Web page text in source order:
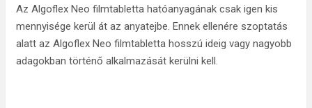
Az Algoflex Neo filmtabletta hatóanyagának csak igen kis
mennyisége kerül át az anyatejbe. Ennek ellenére szoptatás
alatt az Algoflex Neo filmtabletta hosszú ideig vagy nagyobb
adagokban történő alkalmazását kerülni kell.